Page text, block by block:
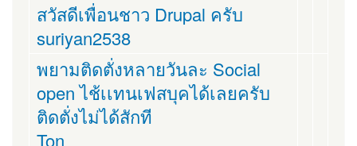
สวัสดีเพื่อนชาว Drupal ครับ
suriyan2538
พยามติดตั่งหลายวันละ Social
open ไช้เเทนเฟสบุคได้เลยครับ
ติดตั่งไม่ได้สักที
Ton